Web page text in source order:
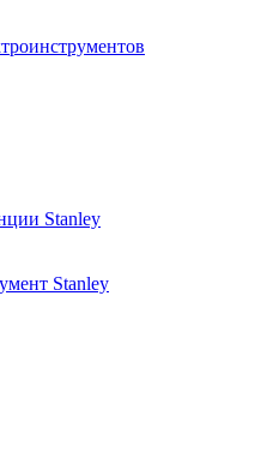
Stanley
Stanley